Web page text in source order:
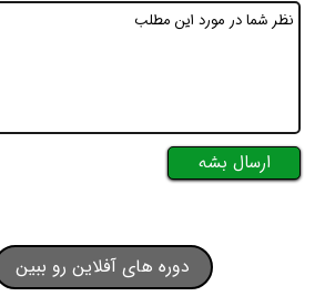
ارسال بشه
دوره های آفلاین رو ببین